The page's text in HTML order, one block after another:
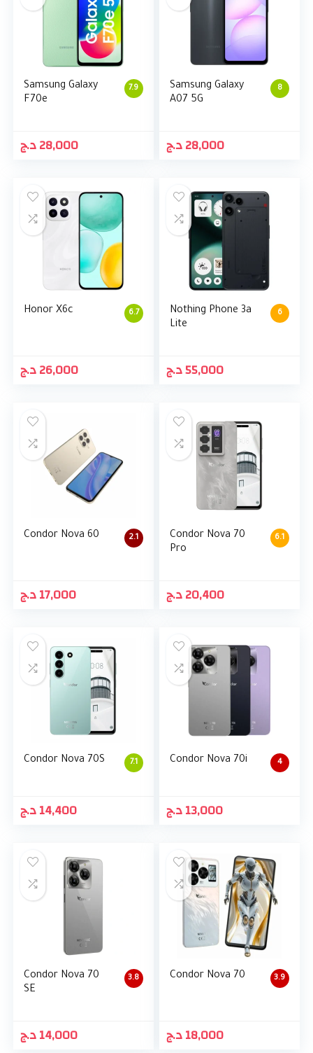
7.9
Samsung Galaxy
F70e
28,000د.ج
8
Samsung Galaxy
A07 5G
28,000د.ج
6.7
Honor X6c
26,000د.ج
6
Nothing Phone 3a
Lite
55,000د.ج
2.1
Condor Nova 60
17,000د.ج
6.1
Condor Nova 70
Pro
20,400د.ج
7.1
Condor Nova 70S
14,400د.ج
4
Condor Nova 70i
13,000د.ج
3.8
Condor Nova 70
SE
14,000د.ج
3.9
Condor Nova 70
18,000د.ج